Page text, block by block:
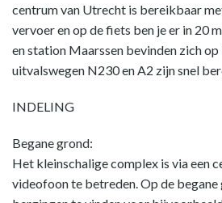
centrum van Utrecht is bereikbaar
vervoer en op de fiets ben je er in 20
en station Maarssen bevinden zich
uitvalswegen N230 en A2 zijn snel
INDELING
Begane grond:
Het kleinschalige complex is via een
videofoon te betreden. Op de begane